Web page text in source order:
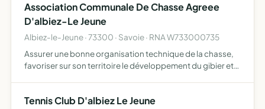
Association Communale De Chasse Agreee
D'albiez-Le Jeune
Albiez-le-Jeune · 73300 · Savoie · RNA W733000735
Assurer une bonne organisation technique de la chasse,
favoriser sur son territoire le développement du gibier et
cynégétiqu…
Tennis Club D'albiez Le Jeune